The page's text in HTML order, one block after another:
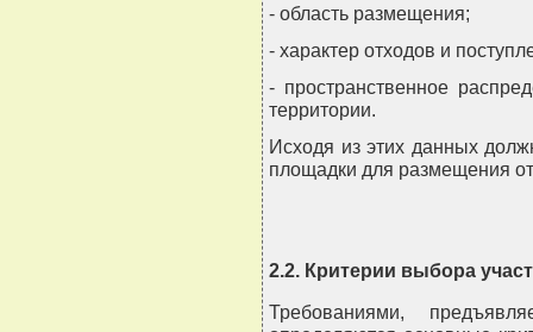
- область размещения;
- характер отходов и
- пространственное
территории.
Исходя из этих данных
площадки для размещения
2.2. Критерии выбора
Требованиями,